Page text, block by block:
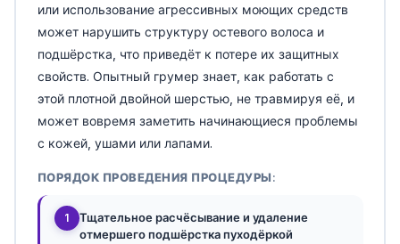
или использование агрессивных моющих средств
может нарушить структуру остевого волоса и
подшёрстка, что приведёт к потере их защитных
свойств. Опытный грумер знает, как работать с
этой плотной двойной шерстью, не травмируя её, и
может вовремя заметить начинающиеся проблемы
с кожей, ушами или лапами.
ПОРЯДОК ПРОВЕДЕНИЯ ПРОЦЕДУРЫ:
1
Тщательное расчёсывание и удаление
отмершего подшёрстка пуходёркой